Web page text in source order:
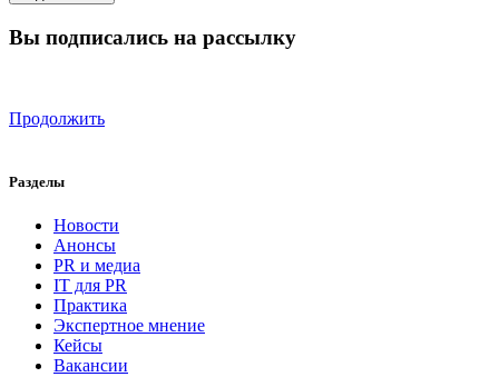
Вы подписались на рассылку
Продолжить
Разделы
Новости
Анонсы
PR и медиа
IT для PR
Практика
Экспертное мнение
Кейсы
Вакансии